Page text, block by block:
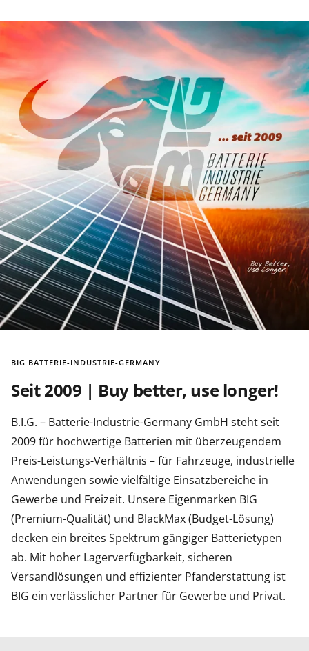
BIG BATTERIE-INDUSTRIE-GERMANY
Seit 2009 | Buy better, use longer!
B.I.G. – Batterie-Industrie-Germany GmbH steht seit
2009 für hochwertige Batterien mit überzeugendem
Preis-Leistungs-Verhältnis – für Fahrzeuge, industrielle
Anwendungen sowie vielfältige Einsatzbereiche in
Gewerbe und Freizeit. Unsere Eigenmarken BIG
(Premium-Qualität) und BlackMax (Budget-Lösung)
decken ein breites Spektrum gängiger Batterietypen
ab. Mit hoher Lagerverfügbarkeit, sicheren
Versandlösungen und effizienter Pfanderstattung ist
BIG ein verlässlicher Partner für Gewerbe und Privat.